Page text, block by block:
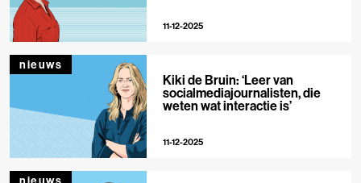
11-12-2025
nieuws
Kiki de Bruin: ‘Leer van
socialmediajournalisten, die
weten wat interactie is’
11-12-2025